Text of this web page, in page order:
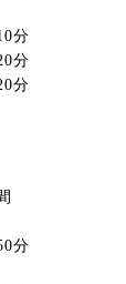
分
分
分
分